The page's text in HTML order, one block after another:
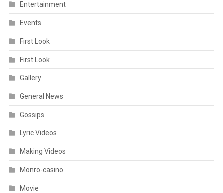
Entertainment
Events
First Look
First Look
Gallery
General News
Gossips
Lyric Videos
Making Videos
Monro-casino
Movie